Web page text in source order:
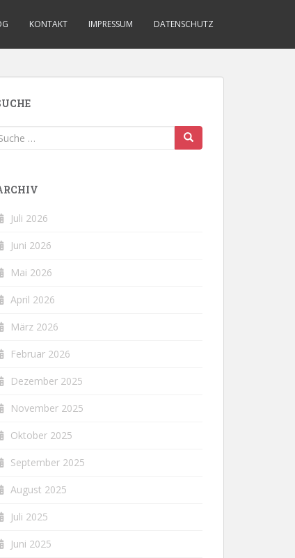
KONTAKT IMPRESSUM DATENSCHUTZ
Juli 2026
Juni 2026
Mai 2026
April 2026
März 2026
Februar 2026
Dezember 2025
November 2025
Oktober 2025
September 2025
August 2025
Juli 2025
Juni 2025